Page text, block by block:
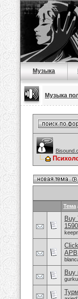
Музыка
Музыка
Тема
Buy
Buy